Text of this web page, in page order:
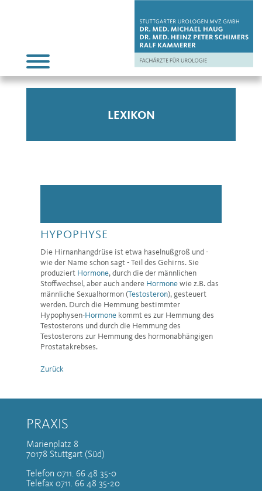
LEXIKON
HYPOPHYSE
Die Hirnanhangdrüse ist etwa haselnußgroß und -
wie der Name schon sagt - Teil des Gehirns. Sie
produziert Hormone, durch die der männlichen
Stoffwechsel, aber auch andere Hormonewie z.B. das
männliche Sexualhormon (Testosteron), gesteuert
werden. Durch die Hemmung bestimmter
Hypophysen-Hormonekommt es zur Hemmung des
Testosterons und durch die Hemmung des
Testosterons zur Hemmung des hormonabhängigen
Prostatakrebses.
Zurück
PRAXIS
Marienplatz 8
70178 Stuttgart (Süd)
Telefon 0711. 66 48 35-0
Telefax 0711. 66 48 35-20